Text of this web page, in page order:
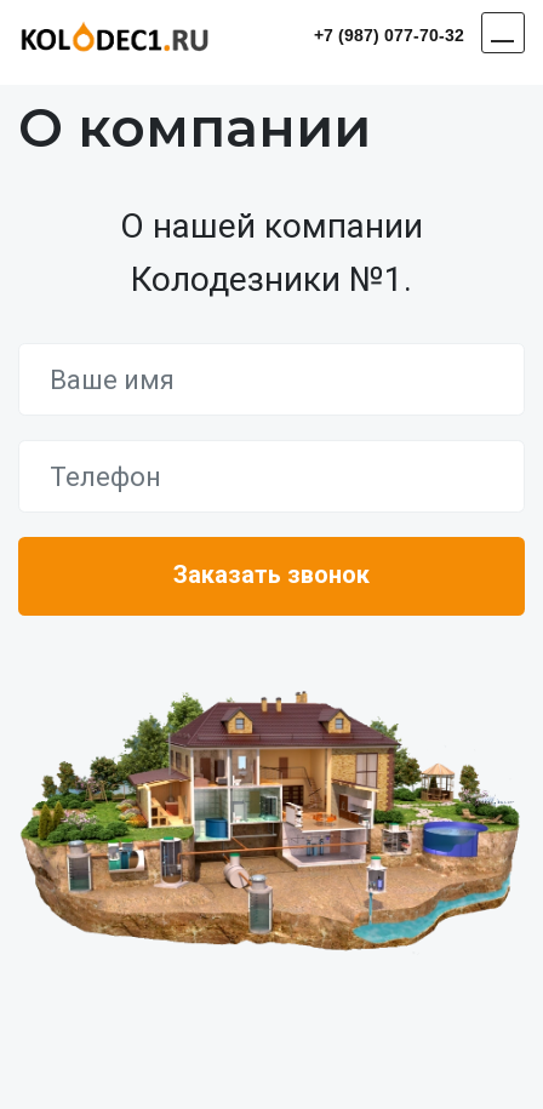
+7 (987) 077-70-32
О компании
О нашей компании
Колодезники №1.